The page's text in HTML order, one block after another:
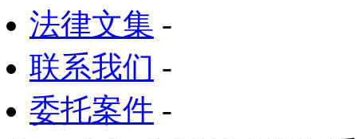
法律文集 -
联系我们 -
委托案件 -